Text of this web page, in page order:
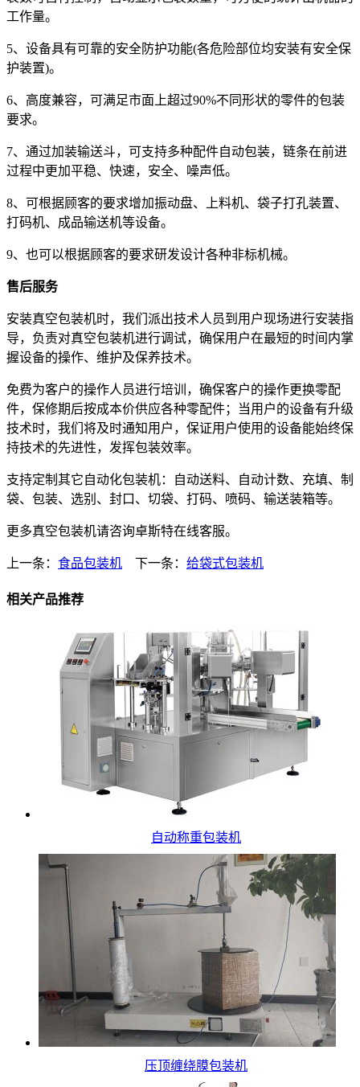
工作量。
5、设备具有可靠的安全防护功能(各危险部位均安装有安全保
护装置)。
6、高度兼容，可满足市面上超过90%不同形状的零件的包装
要求。
7、通过加装输送斗，可支持多种配件自动包装，链条在前进
过程中更加平稳、快速，安全、噪声低。
8、可根据顾客的要求增加振动盘、上料机、袋子打孔装置、
打码机、成品输送机等设备。
9、也可以根据顾客的要求研发设计各种非标机械。
售后服务
安装真空包装机时，我们派出技术人员到用户现场进行安装指
导，负责对真空包装机进行调试，确保用户在最短的时间内掌
握设备的操作、维护及保养技术。
免费为客户的操作人员进行培训，确保客户的操作更换零配
件，保修期后按成本价供应各种零配件；当用户的设备有升级
技术时，我们将及时通知用户，保证用户使用的设备能始终保
持技术的先进性，发挥包装效率。
支持定制其它自动化包装机：自动送料、自动计数、充填、制
袋、包装、选别、封口、切袋、打码、喷码、输送装箱等。
更多真空包装机请咨询卓斯特在线客服。
上一条： 食品包装机 下一条： 给袋式包装机
相关产品推荐
自动称重包装机
压顶缠绕膜包装机